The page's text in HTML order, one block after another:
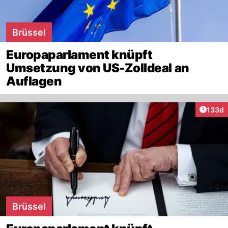
Brüssel
Europaparlament knüpft
Umsetzung von US-Zolldeal an
Auflagen
133d
Brüssel